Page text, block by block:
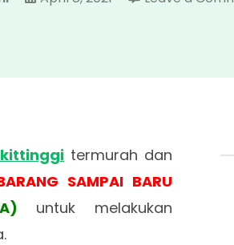
termurah dan
SAMPAI BARU
untuk melakukan